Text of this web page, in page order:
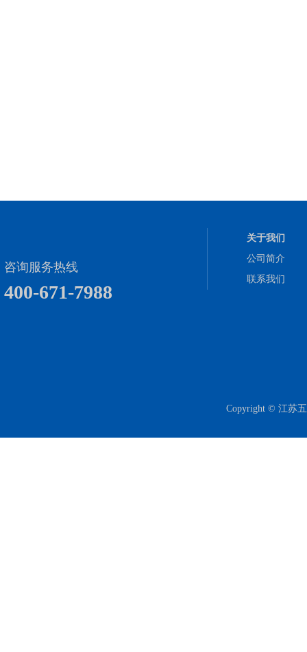
咨询服务热线
400-671-7988
关于我们
公司简介
联系我们
Copyright © 江苏